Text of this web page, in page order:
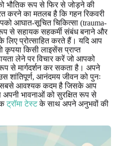
भौतिक रूप से फिर से जोड़ने की
करने का मतलब है कि गहन रिकवरी
आघात-सूचित चिकित्सा (trauma-
से सहायक सहकर्मी संबंध बनाने और
प्रोत्साहित करते हैं। यदि आप
किसी लाइसेंस प्राप्त
लेने पर विचार करें जो आपको
से मार्गदर्शन कर सकता है। अपने
शांतिपूर्ण, आनंदमय जीवन को पुनः
सबसे आवश्यक कदम है जिसके आप
भावनाओं को सुरक्षित रूप से
ट्रॉमा टेस्टके साथ अपने अनुभवों की